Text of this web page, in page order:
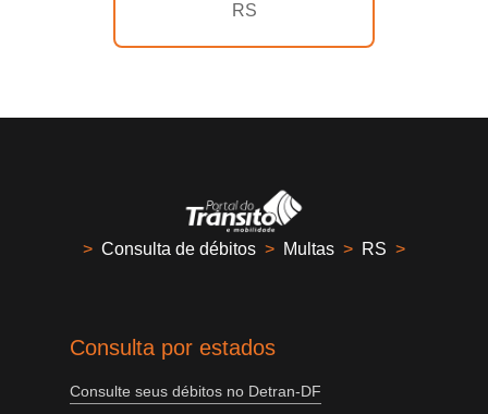
RS
> Consulta de débitos > Multas > RS >
Consulta por estados
Consulte seus débitos no Detran-DF